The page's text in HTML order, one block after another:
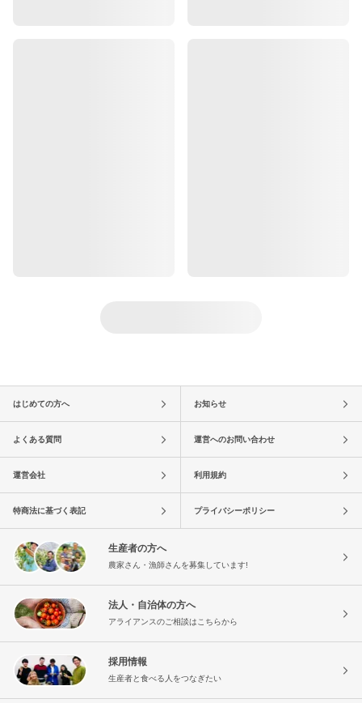
はじめての方へ お知らせ
よくある質問 運営へのお問い合わせ
運営会社 利用規約
特商法に基づく表記 プライバシーポリシー
生産者の方へ
農家さん・漁師さんを募集しています!
法人・自治体の方へ
アライアンスのご相談はこちらから
採用情報
生産者と食べる人をつなぎたい